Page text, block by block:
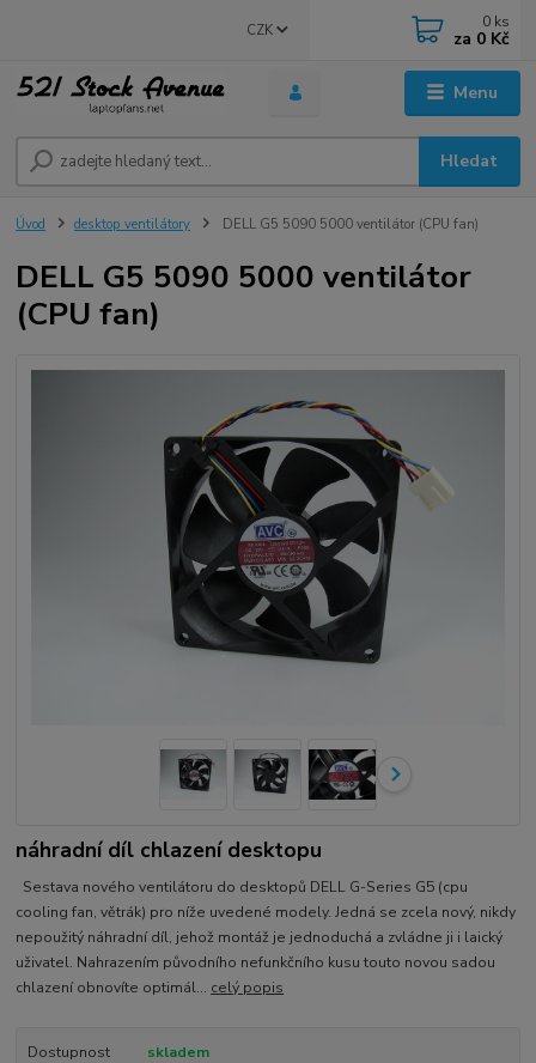
Menu
CZK
Hledat
0 ks
za 0 Kč
Úvod desktop ventilátory DELL G5 5090 5000 ventilátor (CPU fan)
DELL G5 5090 5000 ventilátor
(CPU fan)
náhradní díl chlazení desktopu
Sestava nového ventilátoru do desktopů DELL G-Series G5 (cpu
cooling fan, větrák) pro níže uvedené modely. Jedná se zcela nový, nikdy
nepoužitý náhradní díl, jehož montáž je jednoduchá a zvládne ji i laický
uživatel. Nahrazením původního nefunkčního kusu touto novou sadou
chlazení obnovíte optimál... celý popis
Dostupnost skladem